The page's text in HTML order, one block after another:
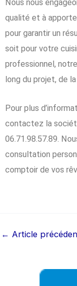
Nous nous
qualité et à
pour garantir un
soit pour votre
professionnel,
long du projet, de
Pour plus
contactez la
06.71.98.57.89.
consultation
comptoir de vos
← Article